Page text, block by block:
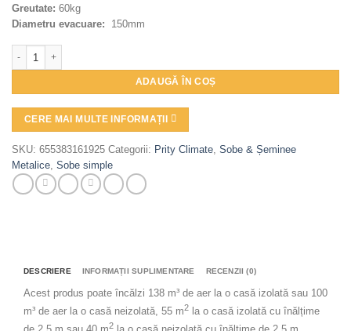
Greutate: 60kg
Diametru evacuare: 150mm
ADAUGĂ ÎN COȘ
CERE MAI MULTE INFORMAȚII
SKU: 655383161925 Categorii: Prity Climate Sobe & Șeminee
Metalice Sobe simple
DESCRIERE INFORMAȚII SUPLIMENTARE RECENZII (0)
Acest produs poate încălzi 138 m³ de aer la o casă izolată sau 100
m³ de aer la o casă neizolată, 55 m2 la o casă izolată cu înălțime
2